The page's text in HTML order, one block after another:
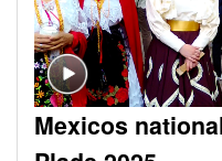
Mexicos